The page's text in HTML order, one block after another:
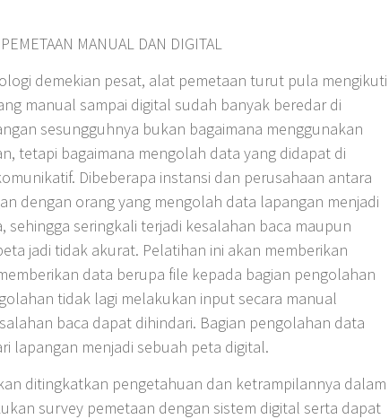
MANUAL DAN DIGITAL
demekian pesat, alat pemetaan turut pula mengikuti
manual sampai digital sudah banyak beredar di
sesungguhnya bukan bagaimana menggunakan
tetapi bagaimana mengolah data yang didapat di
Dibeberapa instansi dan perusahaan antara
dengan orang yang mengolah data lapangan menjadi
sehingga seringkali terjadi kesalahan baca maupun
jadi tidak akurat. Pelatihan ini akan memberikan
data berupa file kepada bagian pengolahan
tidak lagi melakukan input secara manual
baca dapat dihindari. Bagian pengolahan data
lapangan menjadi sebuah peta digital.
ditingkatkan pengetahuan dan ketrampilannya dalam
survey pemetaan dengan sistem digital serta dapat